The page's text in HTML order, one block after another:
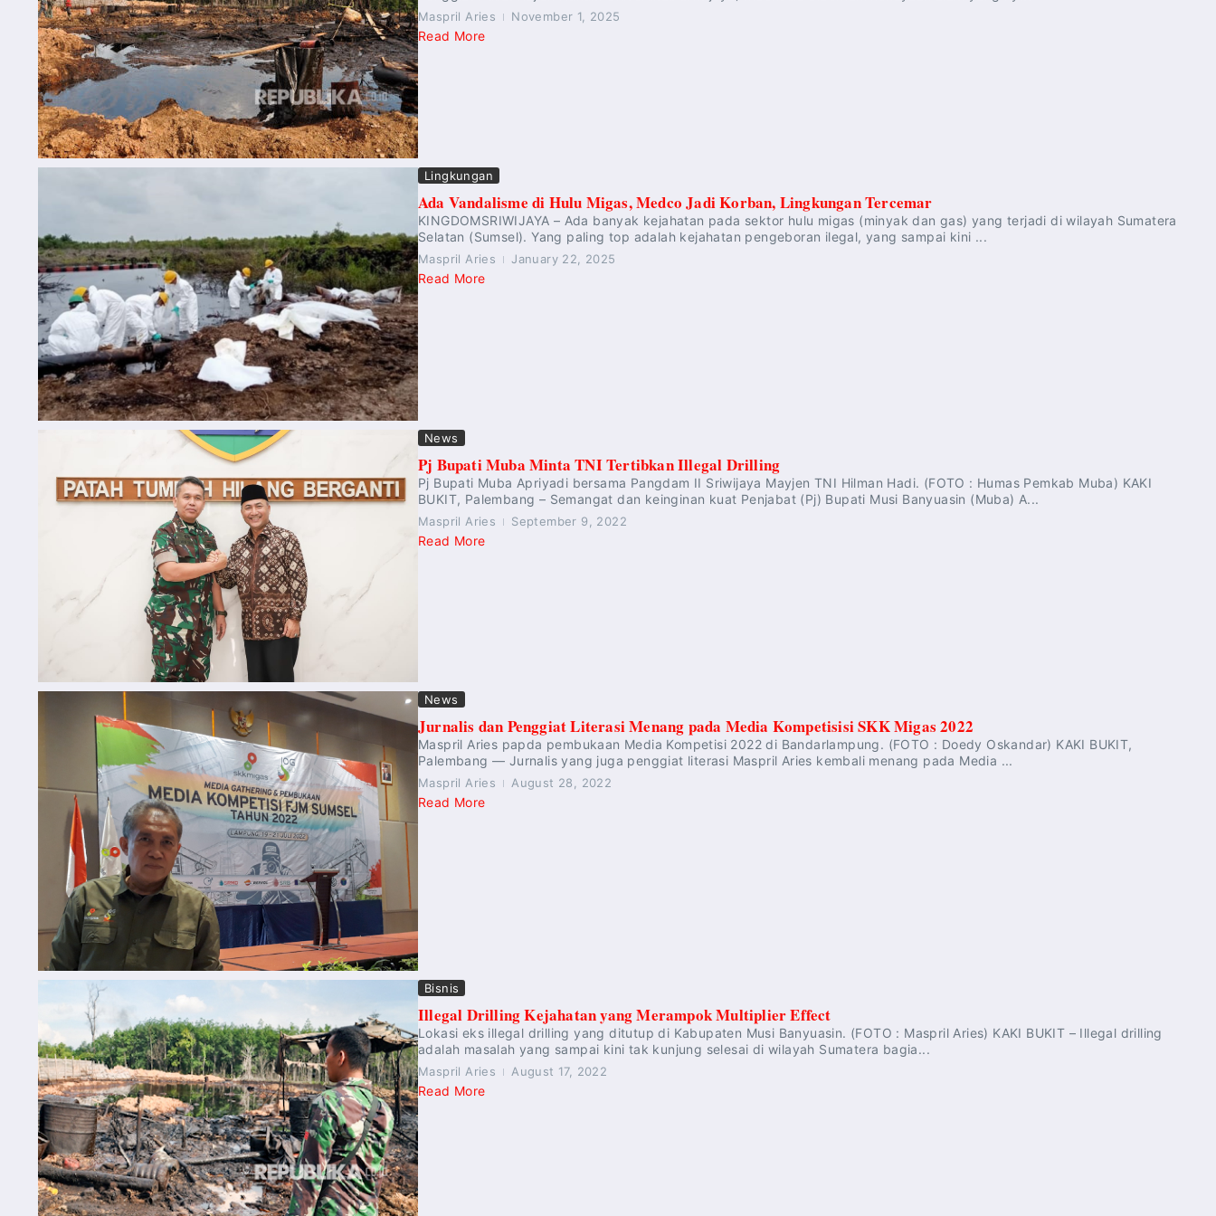
Maspril Aries November 1, 2025
Read More
Lingkungan
Ada Vandalisme di Hulu Migas, Medco Jadi Korban, Lingkungan Tercemar
KINGDOMSRIWIJAYA – Ada banyak kejahatan pada sektor hulu migas (minyak dan gas) yang terjadi di wilayah Sumatera
Selatan (Sumsel). Yang paling top adalah kejahatan pengeboran ilegal, yang sampai kini ...
Maspril Aries January 22, 2025
Read More
News
Pj Bupati Muba Minta TNI Tertibkan Illegal Drilling
Pj Bupati Muba Apriyadi bersama Pangdam II Sriwijaya Mayjen TNI Hilman Hadi. (FOTO : Humas Pemkab Muba) KAKI
BUKIT, Palembang – Semangat dan keinginan kuat Penjabat (Pj) Bupati Musi Banyuasin (Muba) A...
Maspril Aries September 9, 2022
Read More
News
Jurnalis dan Penggiat Literasi Menang pada Media Kompetisisi SKK Migas 2022
Maspril Aries papda pembukaan Media Kompetisi 2022 di Bandarlampung. (FOTO : Doedy Oskandar) KAKI BUKIT,
Palembang — Jurnalis yang juga penggiat literasi Maspril Aries kembali menang pada Media ...
Maspril Aries August 28, 2022
Read More
Bisnis
Illegal Drilling Kejahatan yang Merampok Multiplier Effect
Lokasi eks illegal drilling yang ditutup di Kabupaten Musi Banyuasin. (FOTO : Maspril Aries) KAKI BUKIT – Illegal drilling
adalah masalah yang sampai kini tak kunjung selesai di wilayah Sumatera bagia...
Maspril Aries August 17, 2022
Read More